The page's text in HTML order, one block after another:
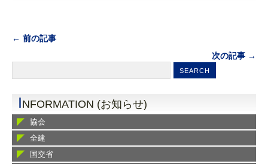
← 前の記事
次の記事 →
INFORMATION (お知らせ)
協会
全建
国交省